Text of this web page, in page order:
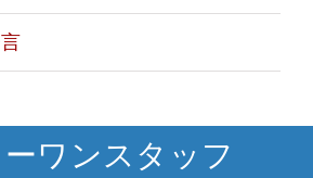
ワンスタッフ